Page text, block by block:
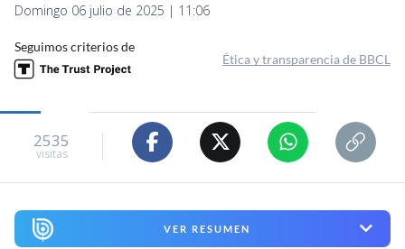
Domingo 06 julio de 2025 | 11:06
Seguimos criterios de
Ética y transparencia de BBCL
2535
visitas
VER RESUMEN